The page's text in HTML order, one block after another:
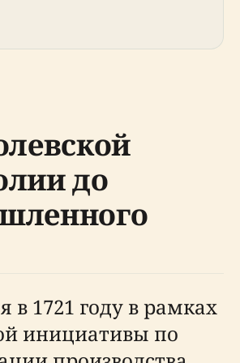
до
в 1721 году в рамках
инициативы по